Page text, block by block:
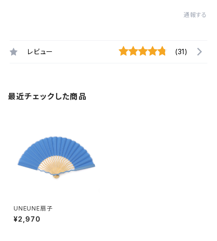
通報する
レビュー (31)
最近チェックした商品
UNEUNE扇子
¥2,970